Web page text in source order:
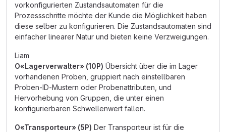
vorkonfigurierten Zustandsautomaten für die
Prozessschritte möchte der Kunde die Möglichkeit haben
diese selber zu konfigurieren. Die Zustandsautomaten sind
einfacher linearer Natur und bieten keine Verzweigungen.
Liam
O«Lagerverwalter» (10P) Übersicht über die im Lager
vorhandenen Proben, gruppiert nach einstellbaren
Proben-ID-Mustern oder Probenattributen, und
Hervorhebung von Gruppen, die unter einen
konfigurierbaren Schwellenwert fallen.
O«Transporteur» (5P) Der Transporteur ist für die